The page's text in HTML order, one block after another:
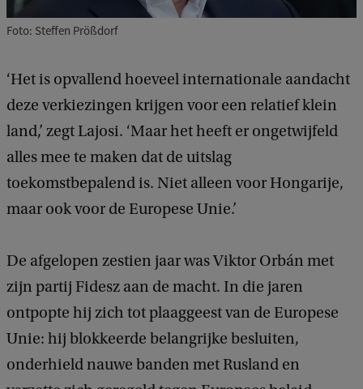
Foto: Steffen Prößdorf
‘Het is opvallend hoeveel internationale aandacht
deze verkiezingen krijgen voor een relatief klein
land,’ zegt Lajosi. ‘Maar het heeft er ongetwijfeld
alles mee te maken dat de uitslag
toekomstbepalend is. Niet alleen voor Hongarije,
maar ook voor de Europese Unie.’
De afgelopen zestien jaar was Viktor Orbán met
zijn partij Fidesz aan de macht. In die jaren
ontpopte hij zich tot plaaggeest van de Europese
Unie: hij blokkeerde belangrijke besluiten,
onderhield nauwe banden met Rusland en